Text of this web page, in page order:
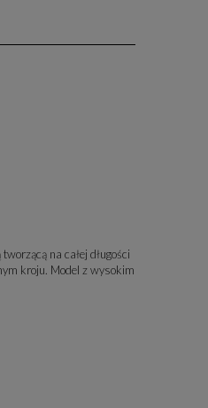
na całej długości
kroju. Model z wysokim